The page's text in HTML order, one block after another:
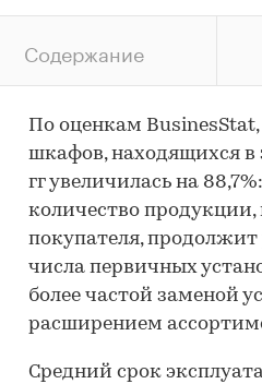
Содержание
По оценкам
шкафов, находящихся в
гг увеличилась на
количество
покупателя,
числа первичных
более частой заменой
расширением
Средний срок